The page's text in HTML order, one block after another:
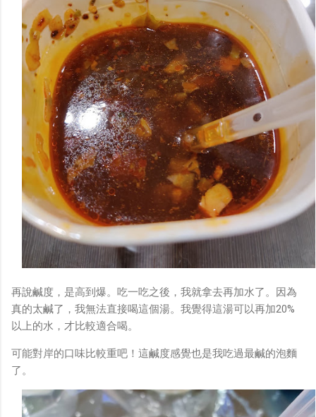
再說鹹度，是高到爆。吃一吃之後，我就拿去再加水了。因為
真的太鹹了，我無法直接喝這個湯。我覺得這湯可以再加20%
以上的水，才比較適合喝。
可能對岸的口味比較重吧！這鹹度感覺也是我吃過最鹹的泡麵
了。